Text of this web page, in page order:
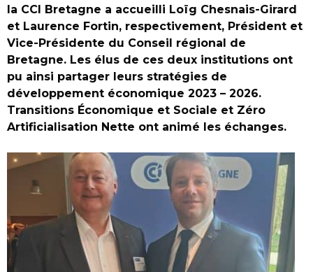
la CCI Bretagne a accueilli Loïg Chesnais-Girard
et Laurence Fortin, respectivement, Président et
Vice-Présidente du Conseil régional de
Bretagne. Les élus de ces deux institutions ont
pu ainsi partager leurs stratégies de
développement économique 2023 – 2026.
Transitions Économique et Sociale et Zéro
Artificialisation Nette ont animé les échanges.